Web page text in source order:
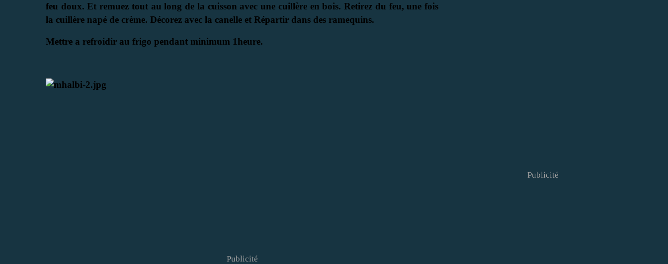
feu doux. Et remuez tout au long de la cuisson avec une cuillère en bois. Retirez du feu, une fois
la cuillère napé de crème. Décorez avec la canelle et Répartir dans des ramequins.
Mettre a refroidir au frigo pendant minimum 1heure.
Publicité
Publicité